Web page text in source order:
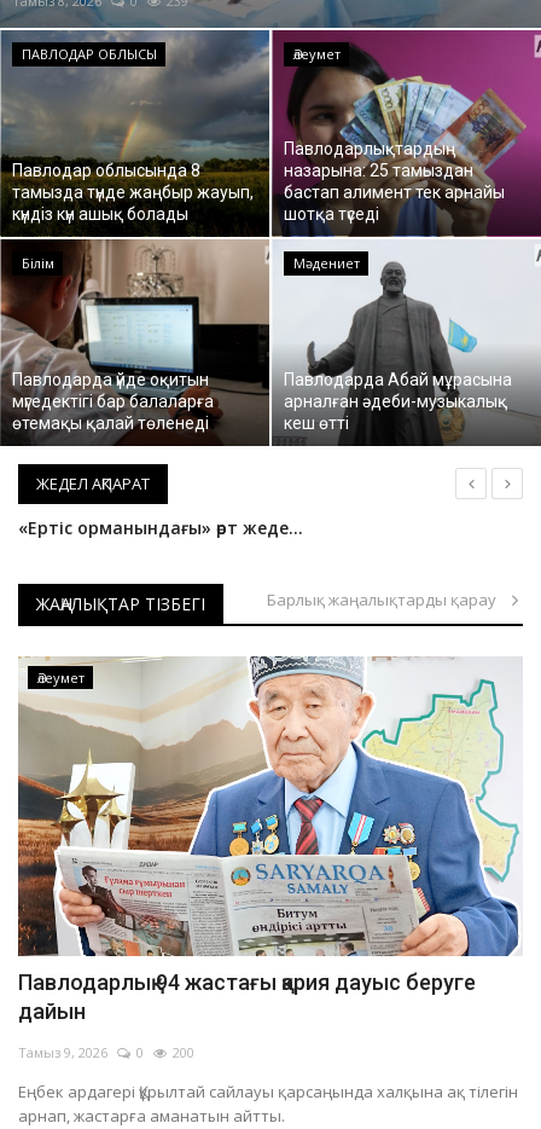
ОЙЫН-САУЫҚ
АРНАЙЫ ЖОБА
OFFICIAL
Құрылтай
Тілді тандаңыз
Қазақша Русский
ПАВЛОДАР ОБЛЫСЫ
Павлодар облысында 8
тамызда түнде жаңбыр жауып,
күндіз күн ашық болады
Әлеумет
Павлодарлықтардың
назарына: 25 тамыздан
бастап алимент тек арнайы
шотқа түседі
Білім
Павлодарда үйде оқитын
мүгедектігі бар балаларға
өтемақы қалай төленеді
Мәдениет
Павлодарда Абай мұрасына
арналған әдеби-музыкалық
кеш өтті
ЖЕДЕЛ АҚПАРАТ
«Ертіс орманындағы» өрт жедел сөндірілді
Павлодарда ер адамды аяусыз ұрғандар ұсталды
Павлодар облысында отбасылық-тұрмыстық жанжалдан төрт адам қаза тапты
Екібастұзда жарақат алған әйел тікұшақпен облыс орталығына жеткізілді
Екібастұздағы жол апатынан зардап шеккен баланың жағдайы орташа ауырлықта
Павлодарлық құтқарушылар үш жасар балаға жедел көмек көрсетті
Павлодар облысында демалыс күндері 103 қызметі күшейтілген режимде жұмыс істеді
Баянауыл ұлттық паркіндегі өрті ауыздықталды
Павлодарда адам өліміне әкелген жол апаты бойынша қылмыстық іс қозғалды
Павлодарда тағы бір бала биіктен құлап көз жұмды
Павлодар ЖЭО-2-де іске қосу кезінде оқыс оқиға орын алды
Павлодарда тұрғын үйдегі өрттен пәтер иесі зардап шекті
Баянауыл ауданында өндірістік оқиға болып, тау-кен шебері қаза тапты
ЖАҢАЛЫҚТАР ТІЗБЕГІ Барлық жаңалықтарды қарау
Әлеумет
Павлодарлық 94 жастағы қария дауыс беруге
дайын
Тамыз 9, 2026 0 200
Еңбек ардагері Құрылтай сайлауы қарсаңында халқына ақ тілегін
арнап, жастарға аманатын айтты.